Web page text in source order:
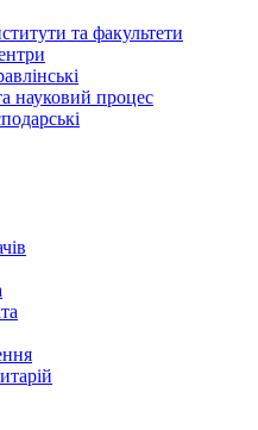
та факультети
науковий процес